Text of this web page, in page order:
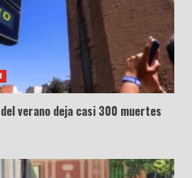
verano deja casi 300 muertes